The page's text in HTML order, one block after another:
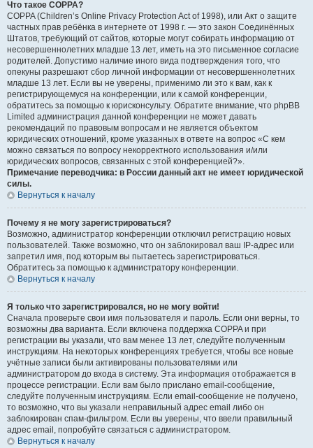
Что такое COPPA?
COPPA (Children’s Online Privacy Protection Act of 1998), или Акт о защите
частных прав ребёнка в интернете от 1998 г. — это закон Соединённых
Штатов, требующий от сайтов, которые могут собирать информацию от
несовершеннолетних младше 13 лет, иметь на это письменное согласие
родителей. Допустимо наличие иного вида подтверждения того, что
опекуны разрешают сбор личной информации от несовершеннолетних
младше 13 лет. Если вы не уверены, применимо ли это к вам, как к
регистрирующемуся на конференции, или к самой конференции,
обратитесь за помощью к юрисконсульту. Обратите внимание, что phpBB
Limited администрация данной конференции не может давать
рекомендаций по правовым вопросам и не является объектом
юридических отношений, кроме указанных в ответе на вопрос «С кем
можно связаться по вопросу некорректного использования и/или
юридических вопросов, связанных с этой конференцией?».
Примечание переводчика: в России данный акт не имеет юридической
силы.
Вернуться к началу
Почему я не могу зарегистрироваться?
Возможно, администратор конференции отключил регистрацию новых
пользователей. Также возможно, что он заблокировал ваш IP-адрес или
запретил имя, под которым вы пытаетесь зарегистрироваться.
Обратитесь за помощью к администратору конференции.
Вернуться к началу
Я только что зарегистрировался, но не могу войти!
Сначала проверьте свои имя пользователя и пароль. Если они верны, то
возможны два варианта. Если включена поддержка COPPA и при
регистрации вы указали, что вам менее 13 лет, следуйте полученным
инструкциям. На некоторых конференциях требуется, чтобы все новые
учётные записи были активированы пользователями или
администратором до входа в систему. Эта информация отображается в
процессе регистрации. Если вам было прислано email-сообщение,
следуйте полученным инструкциям. Если email-сообщение не получено,
то возможно, что вы указали неправильный адрес email либо он
заблокирован спам-фильтром. Если вы уверены, что ввели правильный
адрес email, попробуйте связаться с администратором.
Вернуться к началу